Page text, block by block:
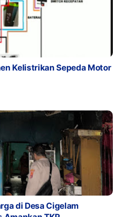
Kelistrikan Sepeda Motor
di Desa Cigelam